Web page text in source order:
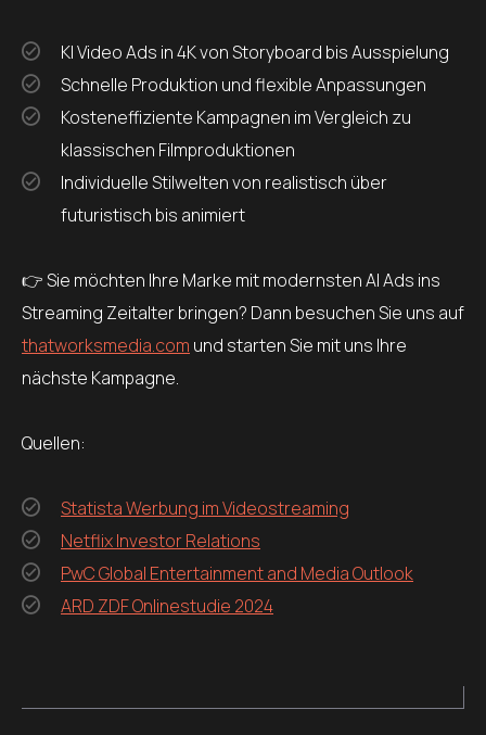
KI Video Ads in 4K von Storyboard bis Ausspielung
Schnelle Produktion und flexible Anpassungen
Kosteneffiziente Kampagnen im Vergleich zu
klassischen Filmproduktionen
Individuelle Stilwelten von realistisch über
futuristisch bis animiert
👉 Sie möchten Ihre Marke mit modernsten AI Ads ins
Streaming Zeitalter bringen? Dann besuchen Sie uns auf
thatworksmedia.com und starten Sie mit uns Ihre
nächste Kampagne.
Quellen:
Statista Werbung im Videostreaming
Netflix Investor Relations
PwC Global Entertainment and Media Outlook
ARD ZDF Onlinestudie 2024